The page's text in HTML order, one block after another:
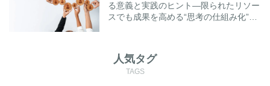
る意義と実践のヒント―限られたリソー
スでも成果を高める“思考の仕組み化”と
人気タグ
TAGS